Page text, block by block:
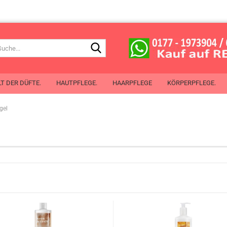
DER DÜFTE. HAUTPFLEGE. HAARPFLEGE KÖRPERPFLEGE.